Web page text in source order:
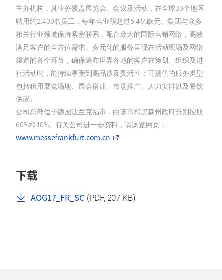
主办机构，其业务覆盖展览会、会议及活动，在全球30个地区
聘用约2,400名员工，每年营业额超过6.4亿欧元。集团与众多
相关行业领域保持紧密联系，配合庞大的国际营销网络，高效
满足客户的全方位需求。多元化的服务呈现在活动现场及网络
渠道的各个环节，确保遍布世界各地的客户在策划、组织及进
行活动时，能持续享受到高品质及灵活性；可提供的服务类型
包括租用展览场地、展会搭建、市场推广、人力安排以及餐饮
供应。
公司总部位于德国法兰克福市，由该市和黑森州政府分别控股
60%和40%。有关公司进一步资料，请浏览网页：
www.messefrankfurt.com.cn
下载
AOG17_FR_SC (PDF, 207 KB)